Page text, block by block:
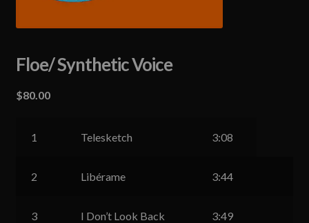
Floe/ Synthetic Voice
$80.00
1 Telesketch 3:08
2 Libérame 3:44
3 I Don’t Look Back 3:49